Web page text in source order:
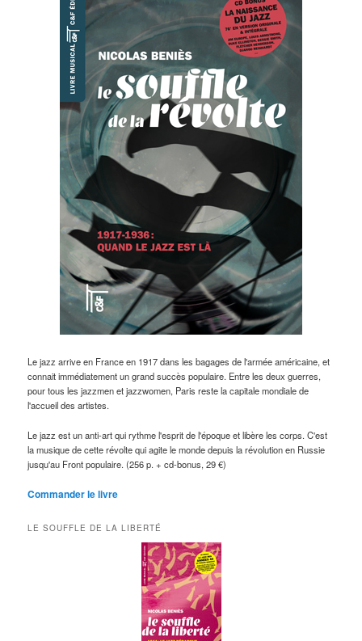
Le jazz arrive en France en 1917 dans les bagages de l'armée américaine, et
connait immédiatement un grand succès populaire. Entre les deux guerres,
pour tous les jazzmen et jazzwomen, Paris reste la capitale mondiale de
l'accueil des artistes.
Le jazz est un anti-art qui rythme l'esprit de l'époque et libère les corps. C'est
la musique de cette révolte qui agite le monde depuis la révolution en Russie
jusqu'au Front populaire. (256 p. + cd-bonus, 29 €)
Commander le livre
LE SOUFFLE DE LA LIBERTÉ